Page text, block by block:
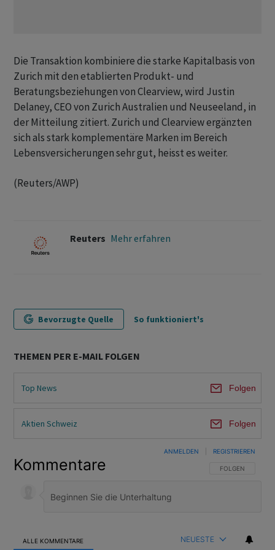
Die Transaktion kombiniere die starke Kapitalbasis von
Zurich mit den etablierten Produkt- und
Beratungsbeziehungen von Clearview, wird Justin
Delaney, CEO von Zurich Australien und Neuseeland, in
der Mitteilung zitiert. Zurich und Clearview ergänzten
sich als stark komplementäre Marken im Bereich
Lebensversicherungen sehr gut, heisst es weiter.
(Reuters/AWP)
Reuters Mehr erfahren
Bevorzugte Quelle So funktioniert's
THEMEN PER E-MAIL FOLGEN
Top News Folgen
Aktien Schweiz Folgen
Kommentare FOLGE DIESER
FOLGEN
ANMELDEN REGISTRIEREN
ALLE KOMMENTARE NEUESTE